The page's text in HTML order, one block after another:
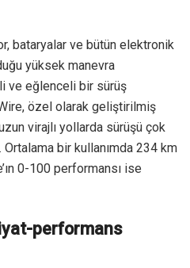
bataryalar ve bütün elektronik
yüksek manevra
ve eğlenceli bir sürüş
özel olarak geliştirilmiş
virajlı yollarda sürüşü çok
bir kullanımda 234 km
0-100 performansı ise
performans